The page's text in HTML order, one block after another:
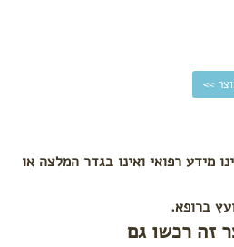
>>
מידע רפואי ואינו בגדר המלצה או
ברופא.
זה רכשו גם